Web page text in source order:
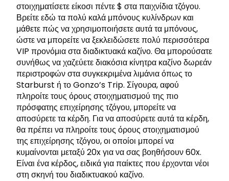
στοιχηματίσετε είκοσι πέντε $ στα παιχνίδια τζόγου.
Βρείτε εδώ τα πολύ καλά μπόνους κυλίνδρων και
μάθετε πώς να χρησιμοποιήσετε αυτά τα μπόνους,
ώστε να μπορείτε να ξεκλειδώσετε πολύ περισσότερα
VIP προνόμια στα διαδικτυακά καζίνο. Θα μπορούσατε
συνήθως να χαζεύετε διακόσια κίνητρα καζίνο δωρεάν
περιστροφών στα συγκεκριμένα λιμάνια όπως το
Starburst ή το Gonzo’s Trip. Σίγουρα, αφού
πληροίτε τους όρους στοιχηματισμού της πιο
πρόσφατης επιχείρησης τζόγου, μπορείτε να
αποσύρετε τα κέρδη. Για να αποσύρετε αυτά τα κέρδη,
θα πρέπει να πληροίτε τους όρους στοιχηματισμού
της επιχείρησης τζόγου, οι οποίοι μπορεί να
κυμαίνονται μεταξύ 20x για να σας βοηθήσουν 60x.
Είναι ένα κέρδος, ειδικά για παίκτες που έρχονται νέοι
στη σκηνή του διαδικτυακού καζίνο.